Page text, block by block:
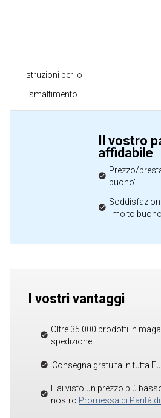
Istruzioni per lo
smaltimento
Il vostro
affidabile
Prezzo/
buono"
"molto
I vostri vantaggi
Oltre 35.000 prodotti in
spedizione
Consegna gratuita in tutta
Hai visto un prezzo più
nostro Promessa di Parità